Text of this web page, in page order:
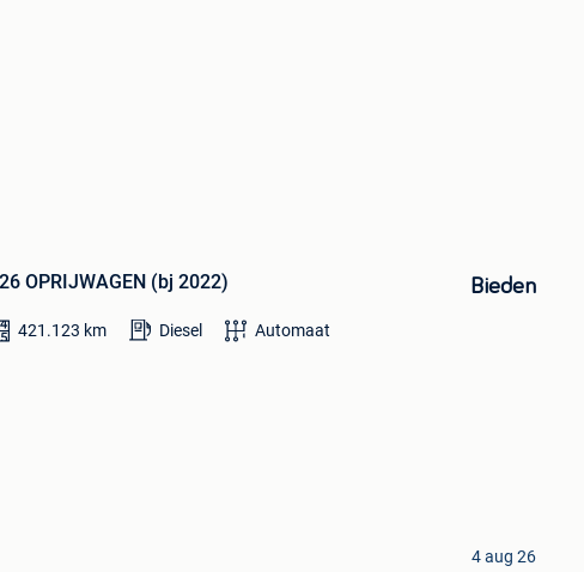
OPRIJWAGEN (bj 2022) Bieden
421.123 km Diesel Automaat
4 aug 26